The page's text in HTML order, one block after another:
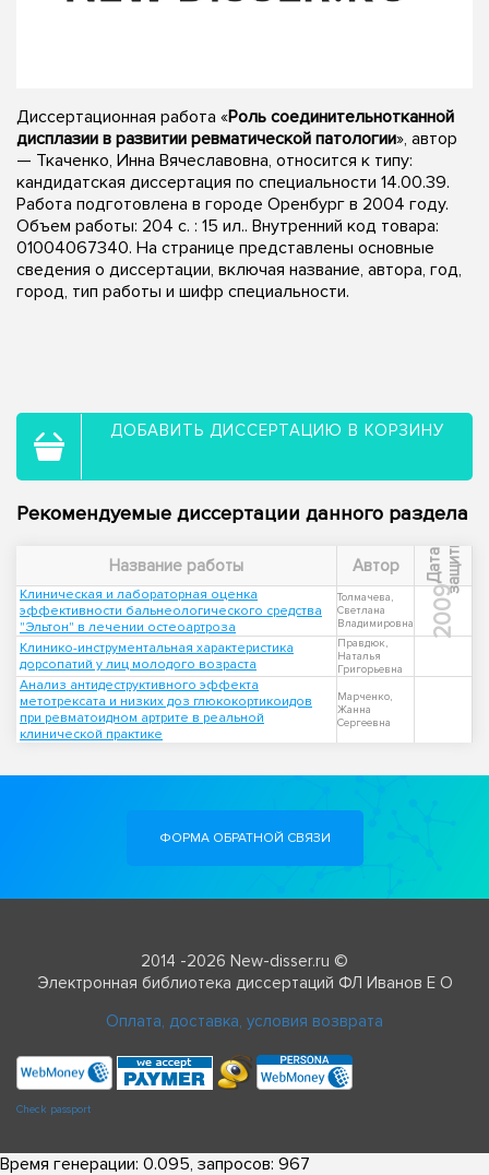
Диссертационная работа «Роль соединительнотканной
дисплазии в развитии ревматической патологии», автор
— Ткаченко, Инна Вячеславовна, относится к типу:
кандидатская диссертация по специальности 14.00.39.
Работа подготовлена в городе Оренбург в 2004 году.
Объем работы: 204 с. : 15 ил.. Внутренний код товара:
01004067340. На странице представлены основные
сведения о диссертации, включая название, автора, год,
город, тип работы и шифр специальности.
ДОБАВИТЬ ДИССЕРТАЦИЮ В КОРЗИНУ
Рекомендуемые диссертации данного раздела
Название работы Автор Д
а
т
а
з
а
щ
и
т ы
Клиническая и лабораторная оценка
эффективности бальнеологического средства
"Эльтон" в лечении остеоартроза
Толмачева,
Светлана
Владимировна
2009
Клинико-инструментальная характеристика
дорсопатий у лиц молодого возраста
Правдюк,
Наталья
Григорьевна
Анализ антидеструктивного эффекта
метотрексата и низких доз глюкокортикоидов
при ревматоидном артрите в реальной
клинической практике
Марченко,
Жанна
Сергеевна
ФОРМА ОБРАТНОЙ СВЯЗИ
2014 -2026 New-disser.ru ©
Электронная библиотека диссертаций ФЛ Иванов Е О
Оплата, доставка, условия возврата
Check passport
Время генерации: 0.095, запросов: 967